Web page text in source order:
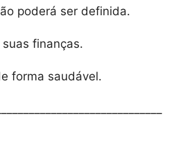
poderá ser definida.
finanças.
forma saudável.